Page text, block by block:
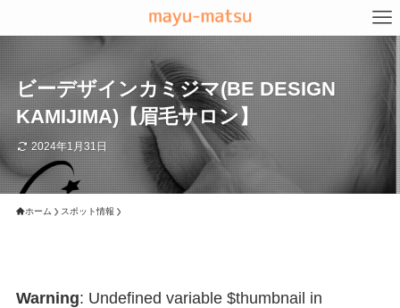
ビーデザインカミジマ(BE DESIGN
KAMIJIMA)【眉毛サロン】
2024年1月31日
ホーム スポット情報
Warning: Undefined variable $thumbnail in